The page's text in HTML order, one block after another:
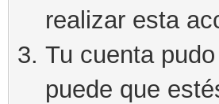
realizar esta
Tu cuenta
puede que